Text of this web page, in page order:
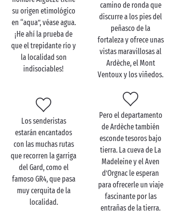
Balazuc
Vogüé
, dos citas obligadas que constan
entre los “Pueblos más bonitos de Francia”. ¡Pero hay
más! A lo largo de su expedición por las tierras del
departamento, se topará a buen seguro con muchas
otras joyas, cada cual con su encanto particular.
¡Quedará cautivado!
gourmets? Sin duda una
de vinos. La naturaleza
fue sumamente generosa al dotar a Aiguèze y sus
alrededores de una tierra y un clima soleado que se
prestan a la perfección al cultivo de la vid. Descubra
y saboree sin moderación, o casi, tintos con gran
personalidad en compañía de su pareja. ¡El
romanticismo está garantizado!
su origen etimológico
en “aqua”, véase agua.
¡He ahí la prueba de
que el trepidante río y
la localidad son
indisociables!
camino de ronda que
discurre a los pies del
peñasco de la
fortaleza y ofrece unas
vistas maravillosas al
Ardèche, el Mont
Ventoux y los viñedos.
Los senderistas
estarán encantados
con las muchas rutas
que recorren la garriga
del Gard, como el
famoso GR4, que pasa
muy cerquita de la
localidad.
Pero el departamento
de Ardèche también
esconde tesoros bajo
tierra. La cueva de La
Madeleine y el Aven
d’Orgnac le esperan
para ofrecerle un viaje
fascinante por las
entrañas de la tierra.